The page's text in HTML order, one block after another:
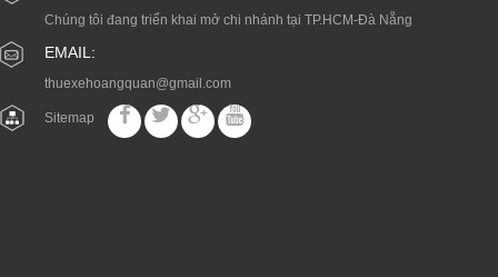
Chúng tôi đang triển khai mở chi nhánh tại TP.HCM-Đà Nẵng
EMAIL:
thuexehoangquan@gmail.com
Sitemap